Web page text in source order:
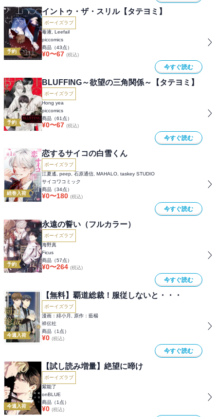
予約
イントゥ・ザ・スリル【タテヨミ】
ボーイズラブ
毒液, Leefail
piccomics
商品（43点）
¥0〜67 (税込)
今すぐ読む
予約
BLUFFING～欲望の三角関係～【タテヨミ】
ボーイズラブ
Hong yea
piccomics
商品（61 点）
¥0〜67 (税込)
今すぐ読む
続巻入荷
恋するサイコの白雪くん
ボーイズラブ
江夏遙, peep, 石原通信, MAHALO, taskey STUDIO
サイコワコミック
商品（34点）
¥0〜180 (税込)
今すぐ読む
予約
永遠の誓い（フルカラー）
ボーイズラブ
海野真
Ficus
商品（57点）
¥0〜264 (税込)
今すぐ読む
今週入荷
【無料】覇道総裁！服従しないと・・・
ボーイズラブ
漫画：緋小月, 原作：藍楊
祥伝社
商品（1 点）
¥0 (税込)
今すぐ読む
今週入荷
【試し読み増量】絶望に啼け
ボーイズラブ
紫能了
onBLUE
商品（1 点）
¥0 (税込)